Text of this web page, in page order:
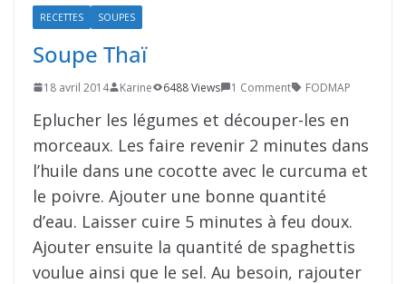
RECETTES SOUPES
Soupe Thaï
18 avril 2014 Karine 6488 Views 1 Comment FODMAP
Eplucher les légumes et découper-les en
morceaux. Les faire revenir 2 minutes dans
l’huile dans une cocotte avec le curcuma et
le poivre. Ajouter une bonne quantité
d’eau. Laisser cuire 5 minutes à feu doux.
Ajouter ensuite la quantité de spaghettis
voulue ainsi que le sel. Au besoin, rajouter